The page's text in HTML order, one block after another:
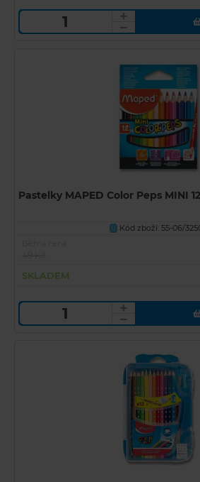
Pastelky MAPED Color Peps MINI
U Kód zboží: 55-06/
SKLADEM